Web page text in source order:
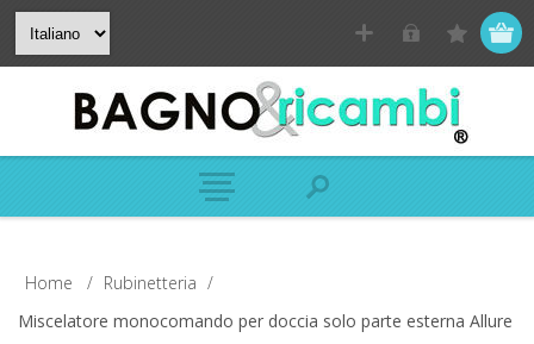
Home / Rubinetteria /
Miscelatore monocomando per doccia solo parte esterna Allure